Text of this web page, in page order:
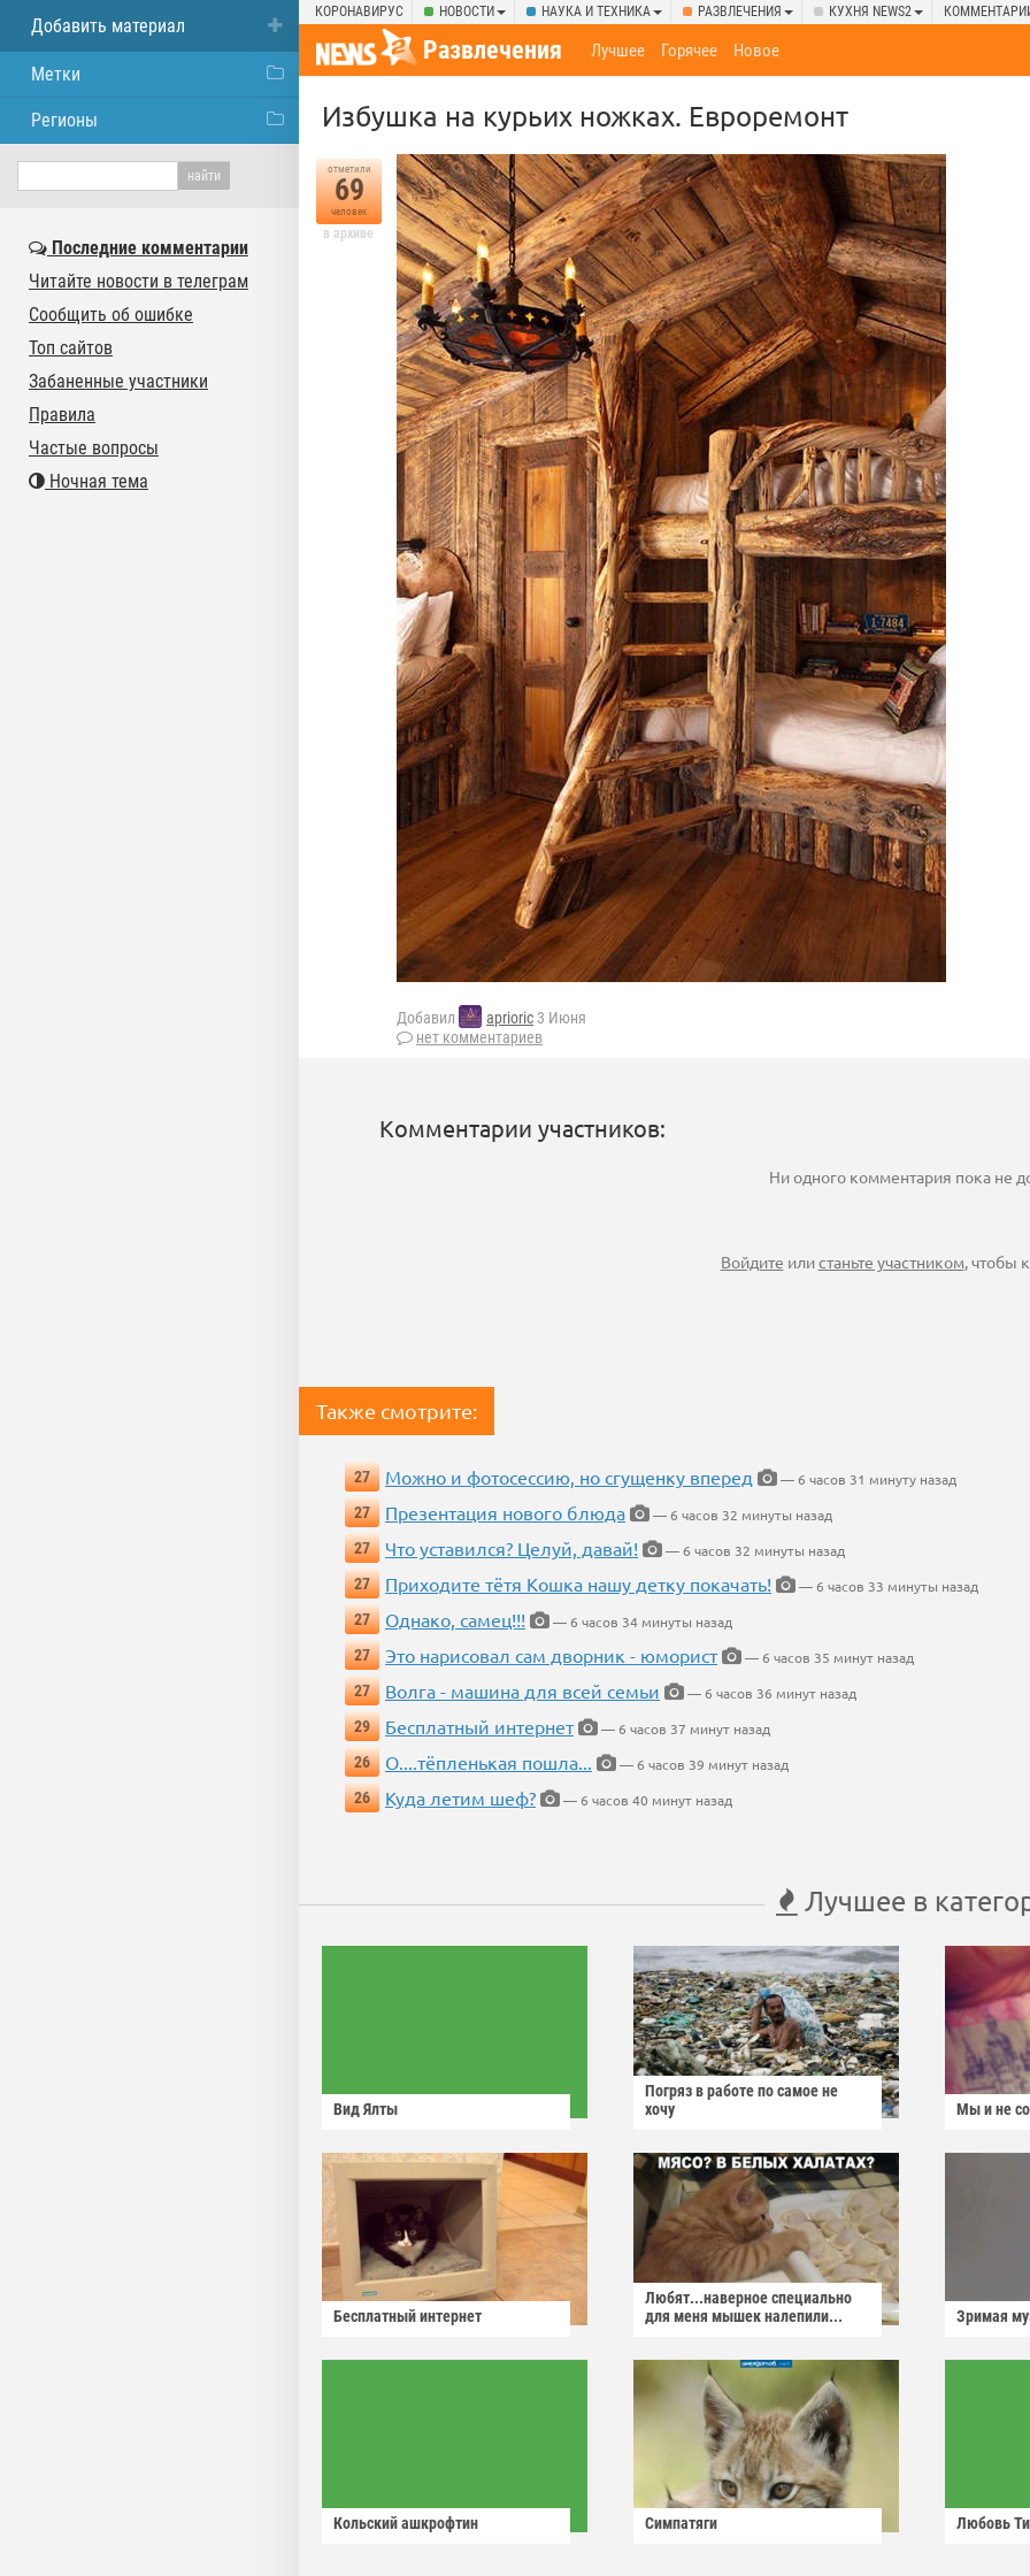
КОРОНАВИРУС НОВОСТИ НАУКА И ТЕХНИКА РАЗВЛЕЧЕНИЯ КУХНЯ NEWS2
Развлечения Лучшее Горячее Новое
Избушка на курьих ножках. Евроремонт
отметили
69
человек
в архиве
Добавил aprioric 3 Июня
нет комментариев
Комментарии участников:
Ни одного комментария пока не
Войдите илистаньте участником, чтобы
Также смотрите:
27 Можно и фотосессию, но сгущенку вперед
— 6 часов 31 минуту назад
27
Презентация нового блюда
— 6 часов 32 минуты назад
27
Что уставился? Целуй, давай!
— 6 часов 32 минуты назад
27
Приходите тётя Кошка нашу детку покачать!
— 6 часов 33 минуты назад
27
Однако, самец!!!
— 6 часов 34 минуты назад
27
Это нарисовал сам дворник - юморист
— 6 часов 35 минут назад
27
Волга - машина для всей семьи
— 6 часов 36 минут назад
29
Бесплатный интернет
— 6 часов 37 минут назад
26
О....тёпленькая пошла...
— 6 часов 39 минут назад
26
Куда летим шеф? — 6 часов 40 минут назад
Лучшее в
Вид Ялты
Погряз в работе по самое не
хочу
Мы и не
Бесплатный интернет
Любят...наверное специально
для меня мышек налепили...
Зримая
Кольский ашкрофтин Симпатяги Любовь
Добавить материал
Метки
Регионы
Последние комментарии
Читайте новости в телеграм
Сообщить об ошибке
Топ сайтов
Забаненные участники
Правила
Частые вопросы
Ночная тема